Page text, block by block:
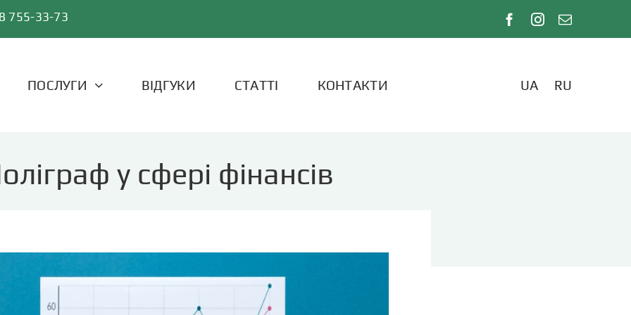
755-33-73
ПОСЛУГИ ВІДГУКИ СТАТТІ КОНТАКТИ UA RU
у сфері фінансів